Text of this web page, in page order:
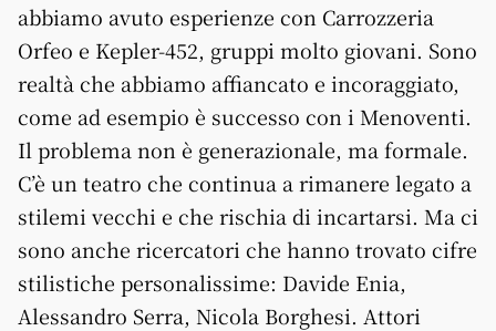
abbiamo avuto esperienze con Carrozzeria
Orfeo e Kepler-452, gruppi molto giovani. Sono
realtà che abbiamo affiancato e incoraggiato,
come ad esempio è successo con i Menoventi.
Il problema non è generazionale, ma formale.
C’è un teatro che continua a rimanere legato a
stilemi vecchi e che rischia di incartarsi. Ma ci
sono anche ricercatori che hanno trovato cifre
stilistiche personalissime: Davide Enia,
Alessandro Serra, Nicola Borghesi. Attori